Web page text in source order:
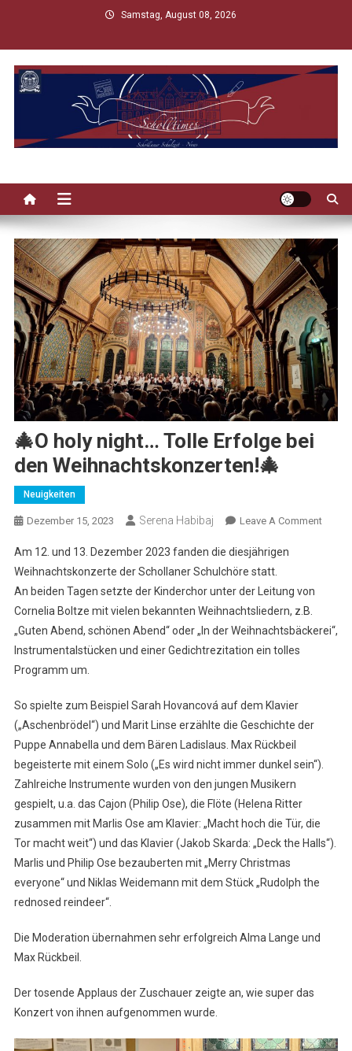
content
Samstag, August 08, 2026
🎄O holy night… Tolle Erfolge bei
den Weihnachtskonzerten!🎄
Neuigkeiten
Dezember 15, 2023 Serena Habibaj Leave A CommentOn
Am 12. und 13. Dezember 2023 fanden die diesjährigen
Weihnachtskonzerte der Schollaner Schulchöre statt.
An beiden Tagen setzte der Kinderchor unter der Leitung von
Cornelia Boltze mit vielen bekannten Weihnachtsliedern, z.B.
„Guten Abend, schönen Abend“ oder „In der Weihnachtsbäckerei“,
Instrumentalstücken und einer Gedichtrezitation ein tolles
Programm um.
So spielte zum Beispiel Sarah Hovancová auf dem Klavier
(„Aschenbrödel“) und Marit Linse erzählte die Geschichte der
Puppe Annabella und dem Bären Ladislaus. Max Rückbeil
begeisterte mit einem Solo („Es wird nicht immer dunkel sein“).
Zahlreiche Instrumente wurden von den jungen Musikern
gespielt, u.a. das Cajon (Philip Ose), die Flöte (Helena Ritter
zusammen mit Marlis Ose am Klavier: „Macht hoch die Tür, die
Tor macht weit“) und das Klavier (Jakob Skarda: „Deck the Halls“).
Marlis und Philip Ose bezauberten mit „Merry Christmas
everyone“ und Niklas Weidemann mit dem Stück „Rudolph the
rednosed reindeer“.
Die Moderation übernahmen sehr erfolgreich Alma Lange und
Max Rückbeil.
Der tosende Applaus der Zuschauer zeigte an, wie super das
Konzert von ihnen aufgenommen wurde.